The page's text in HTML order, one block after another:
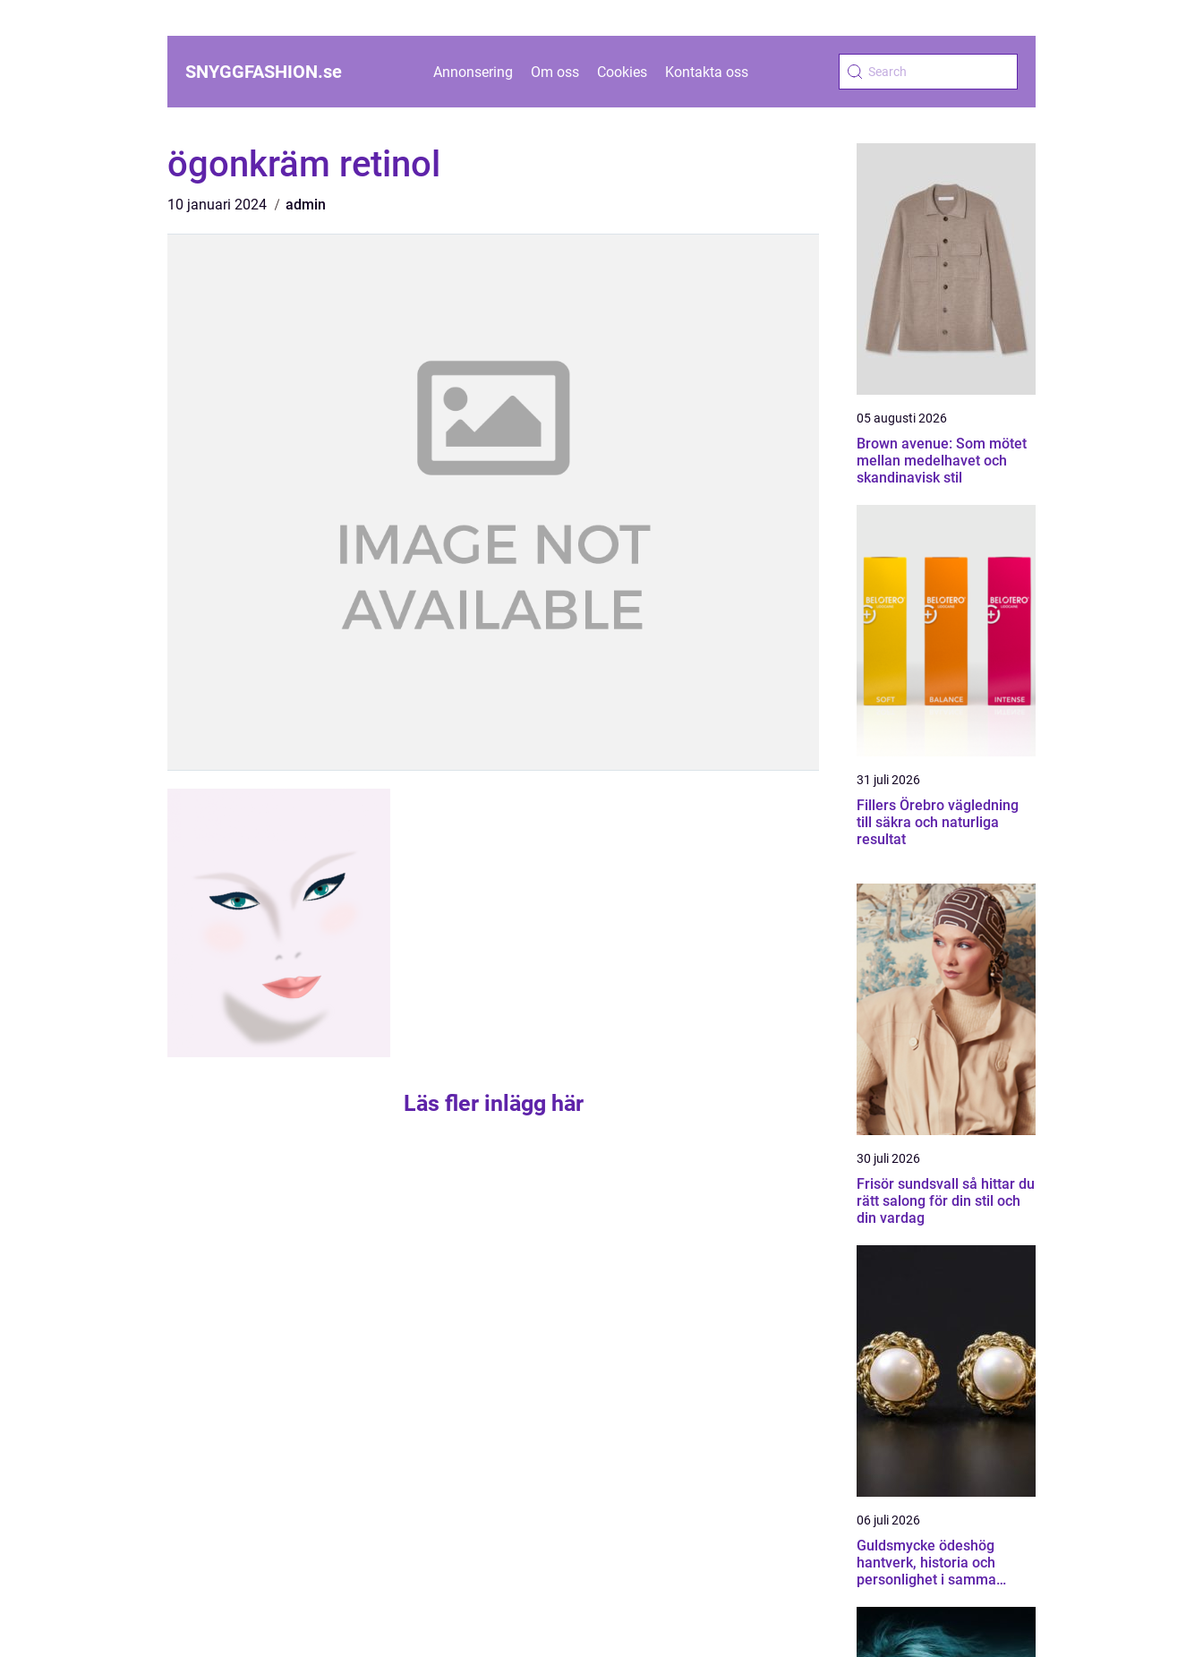
SNYGGFASHION.se Annonsering Om oss Cookies Kontakta oss
ögonkräm retinol
10 januari 2024 admin
Läs fler inlägg här
05 augusti 2026
Brown avenue: Som mötet
mellan medelhavet och
skandinavisk stil
31 juli 2026
Fillers Örebro vägledning
till säkra och naturliga
resultat
30 juli 2026
Frisör sundsvall så hittar du
rätt salong för din stil och
din vardag
06 juli 2026
Guldsmycke ödeshög
hantverk, historia och
personlighet i samma